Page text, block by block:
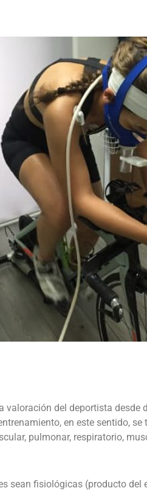
del deportista
en este sentido,
pulmonar, respiratorio,
sean fisiológicas (producto del